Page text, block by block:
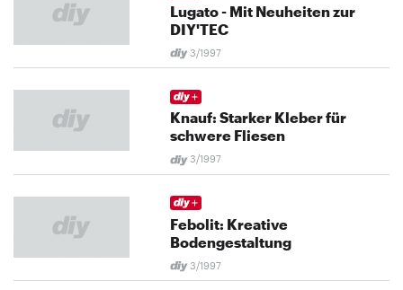
Lugato - Mit Neuheiten zur
DIY'TEC
3/1997
Knauf: Starker Kleber für
schwere Fliesen
3/1997
Febolit: Kreative
Bodengestaltung
3/1997